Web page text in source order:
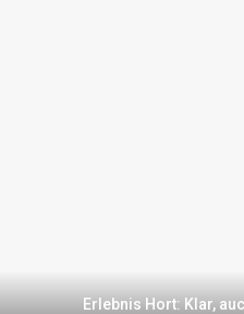
Erlebnis Hort: Klar,